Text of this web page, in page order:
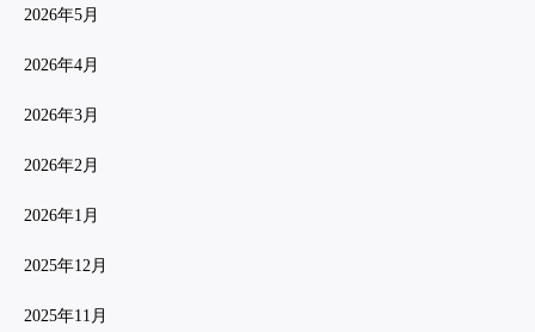
2026年5月
2026年4月
2026年3月
2026年2月
2026年1月
2025年12月
2025年11月